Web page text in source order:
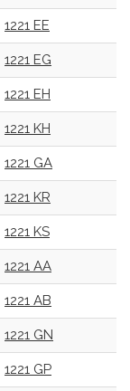
1221 EE
1221 EG
1221 EH
1221 KH
1221 GA
1221 KR
1221 KS
1221 AA
1221 AB
1221 GN
1221 GP